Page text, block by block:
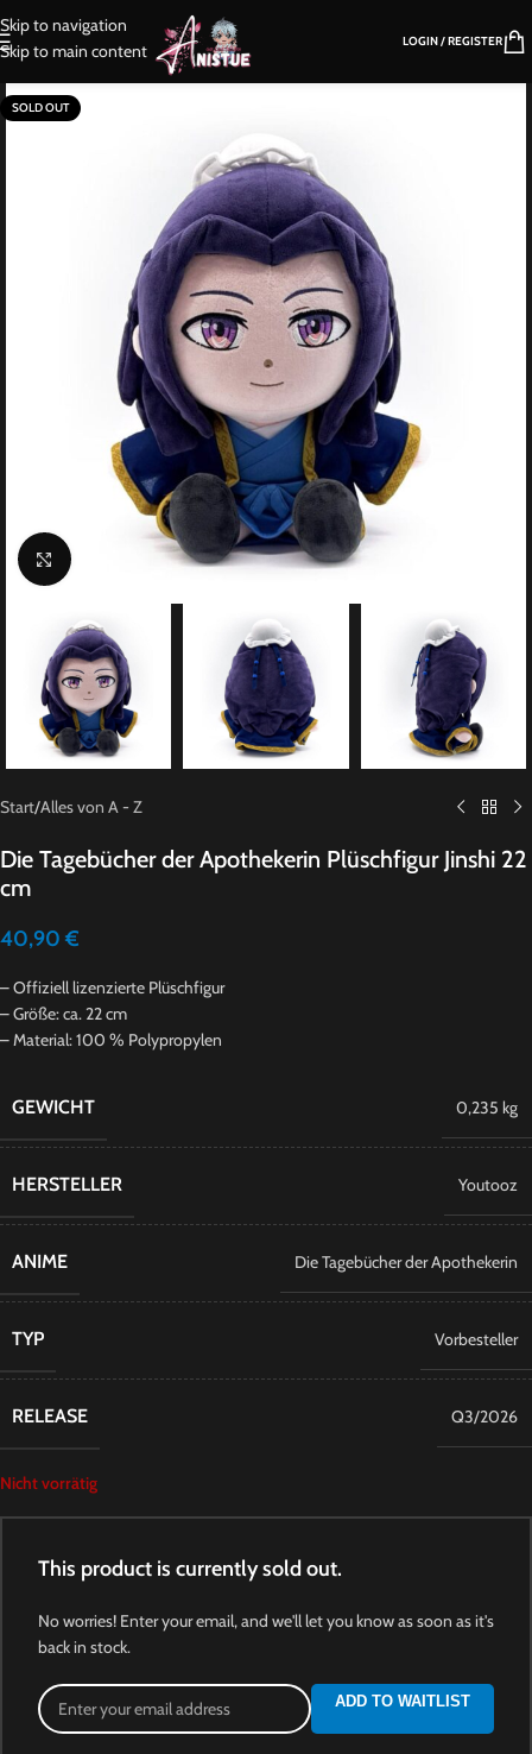
Skip to navigation
Skip to main content
LOGIN / REGISTER
SOLD OUT
Click to enlarge
Start/Alles von A - Z
Die Tagebücher der Apothekerin Plüschfigur Jinshi 22
cm
40,90 €
– Offiziell lizenzierte Plüschfigur
– Größe: ca. 22 cm
– Material: 100 % Polypropylen
GEWICHT 0,235 kg
HERSTELLER Youtooz
ANIME Die Tagebücher der Apothekerin
TYP Vorbesteller
RELEASE Q3/2026
Nicht vorrätig
This product is currently sold out.
No worries! Enter your email, and we'll let you know as soon as it's
back in stock.
ADD TO WAITLIST